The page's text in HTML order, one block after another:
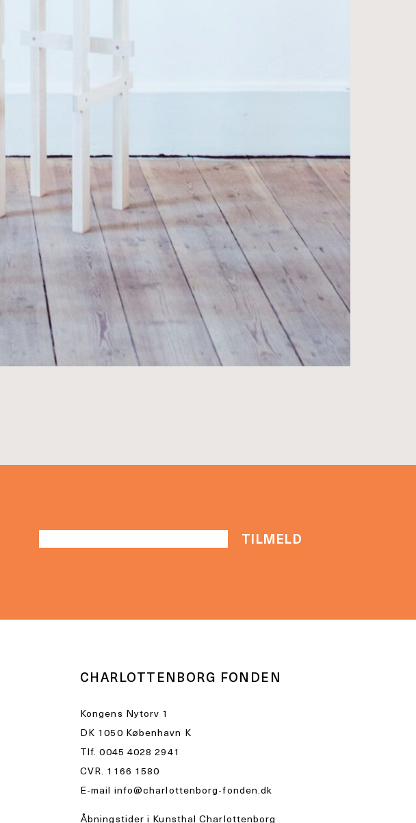
CHARLOTTENBORG FONDEN
Kongens Nytorv 1
DK 1050 København K
Tlf.0045 4028 2941
CVR. 1166 1580
E-mail info@charlottenborg-fonden.dk
Åbningstider i Kunsthal Charlottenborg